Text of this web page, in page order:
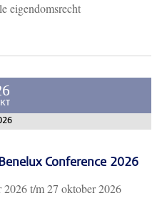
eigendomsrecht
Conference 2026
2026t/m27 oktober 2026